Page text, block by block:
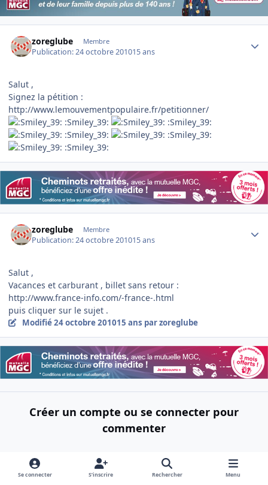
zoreglube Membre
Publication:24 octobre 201015 ans
Salut ,
Signez la pétition :
http://www.lemouvementpopulaire.fr/petitionner/
:Smiley_39:
:Smiley_39:
:Smiley_39:
:Smiley_39:
:Smiley_39:
zoreglube Membre
Publication:24 octobre 201015 ans
Salut ,
Vacances et carburant , billet sans retour :
http://www.france-info.com/-france-.html
puis cliquer sur le sujet .
Modifié24 octobre 201015 ans par zoreglube
Créer un compte ou se connecter pour
commenter
Créer un nouveau compte
Se connecter S’inscrire Rechercher Menu